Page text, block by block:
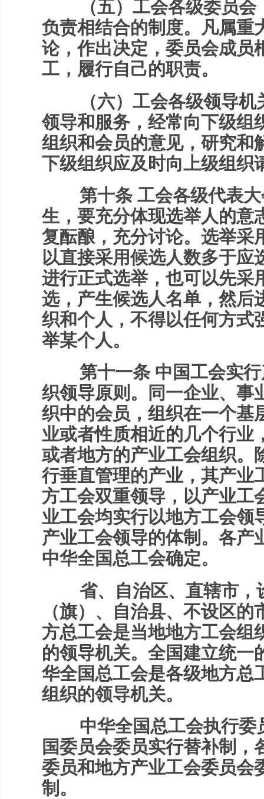
（五）工会各级委员会
负责相结合的制度。凡属重
论，作出决定，委员会成员
工，履行自己的职责。
（六）工会各级领导机
领导和服务，经常向下级组
组织和会员的意见，研究和
下级组织应及时向上级组织
第十条 工会各级代表大
生，要充分体现选举人的意
复酝酿，充分讨论。选举采
以直接采用候选人数多于应
进行正式选举，也可以先采
选，产生候选人名单，然后
织和个人，不得以任何方式
举某个人。
第十一条 中国工会实行
织领导原则。同一企业、事
织中的会员，组织在一个基
业或者性质相近的几个行业
或者地方的产业工会组织。
行垂直管理的产业，其产业
方工会双重领导，以产业工
业工会均实行以地方工会领
产业工会领导的体制。各产
中华全国总工会确定。
省、自治区、直辖市，
（旗）、自治县、不设区
方总工会是当地地方工会组
的领导机关。全国建立统一
华全国总工会是各级地方总
组织的领导机关。
中华全国总工会执行委
国委员会委员实行替补制，
委员和地方产业工会委员会
制。